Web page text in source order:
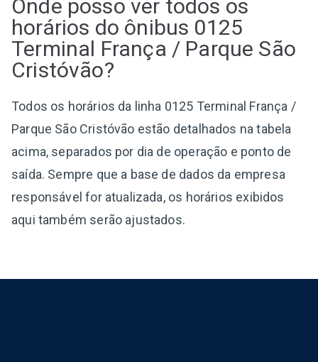
Onde posso ver todos os
horários do ônibus 0125
Terminal França / Parque São
Cristóvão?
Todos os horários da linha 0125 Terminal França /
Parque São Cristóvão estão detalhados na tabela
acima, separados por dia de operação e ponto de
saída. Sempre que a base de dados da empresa
responsável for atualizada, os horários exibidos
aqui também serão ajustados.